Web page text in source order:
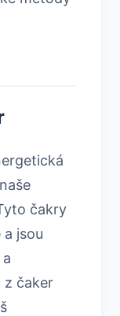
čakry
jsou
z čaker